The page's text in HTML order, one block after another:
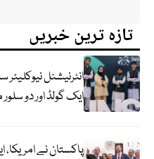
تازہ ترین خبریں
ایک گولڈ اور دو
پاکستان نے امریکا،